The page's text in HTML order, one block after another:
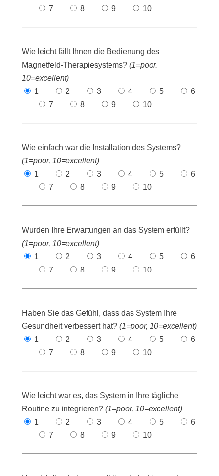
7
8 9 10
Wie leicht fällt Ihnen die Bedienung des
Magnetfeld-Therapiesystems? (1=poor,
10=excellent)
1
2 3 4 5
6
7
8 9 10
Wie einfach war die Installation des Systems?
(1=poor, 10=excellent)
1
2 3 4 5
6
7
8 9 10
Wurden Ihre Erwartungen an das System erfüllt?
(1=poor, 10=excellent)
1
2 3 4 5
6
7
8 9 10
Haben Sie das Gefühl, dass das System Ihre
Gesundheit verbessert hat? (1=poor, 10=excellent)
1
2 3 4 5
6
7
8 9 10
Wie leicht war es, das System in Ihre tägliche
Routine zu integrieren? (1=poor, 10=excellent)
1
2 3 4 5
6
7
8 9 10